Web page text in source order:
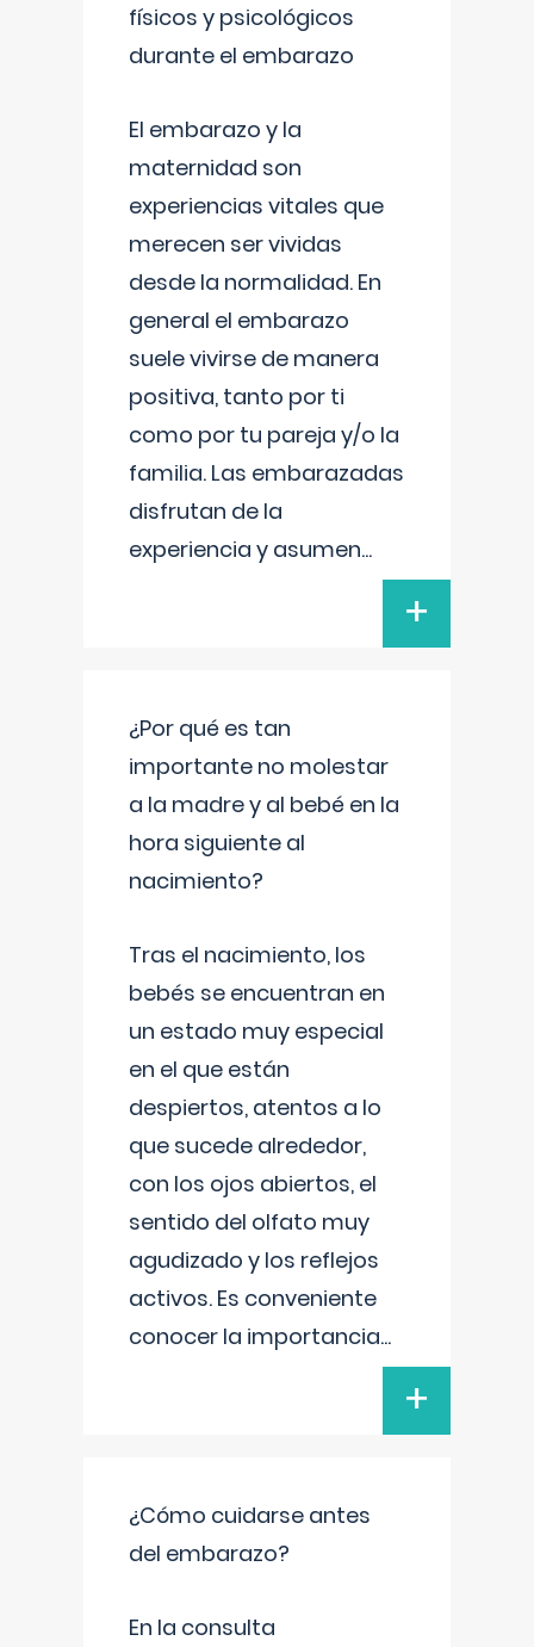
físicos y psicológicos
durante el embarazo
El embarazo y la
maternidad son
experiencias vitales que
merecen ser vividas
desde la normalidad. En
general el embarazo
suele vivirse de manera
positiva, tanto por ti
como por tu pareja y/o la
familia. Las embarazadas
disfrutan de la
experiencia y asumen...
+
¿Por qué es tan
importante no molestar
a la madre y al bebé en la
hora siguiente al
nacimiento?
Tras el nacimiento, los
bebés se encuentran en
un estado muy especial
en el que están
despiertos, atentos a lo
que sucede alrededor,
con los ojos abiertos, el
sentido del olfato muy
agudizado y los reflejos
activos. Es conveniente
conocer la importancia...
+
¿Cómo cuidarse antes
del embarazo?
En la consulta